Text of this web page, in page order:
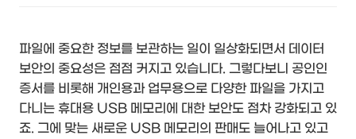
파일에 중요한 정보를 보관하는 일이 일상화되면서 데이터
보안의 중요성은 점점 커지고 있습니다. 그렇다보니 공인인
증서를 비롯해 개인용과 업무용으로 다양한 파일을 가지고
다니는 휴대용 USB 메모리에 대한 보안도 점차 강화되고 있
죠. 그에 맞는 새로운 USB 메모리의 판매도 늘어나고 있고